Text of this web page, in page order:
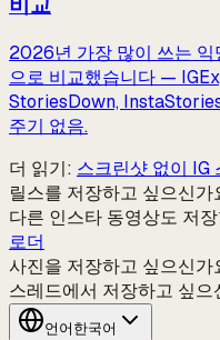
2026년 가장 많이 쓰는 익
으로 비교했습니다 —
StoriesDown,
주기 없음.
더 읽기: 스크린샷 없이 IG
릴스를 저장하고 싶으신가
다른 인스타 동영상도 저
로더
사진을 저장하고 싶으신가
스레드에서 저장하고 싶으
언어 한국어